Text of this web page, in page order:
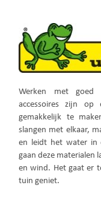
Werken met goed
accessoires zijn
gemakkelijk te
slangen met elkaar,
en leidt het water in
gaan deze materialen
en wind. Het gaat er
tuin geniet.